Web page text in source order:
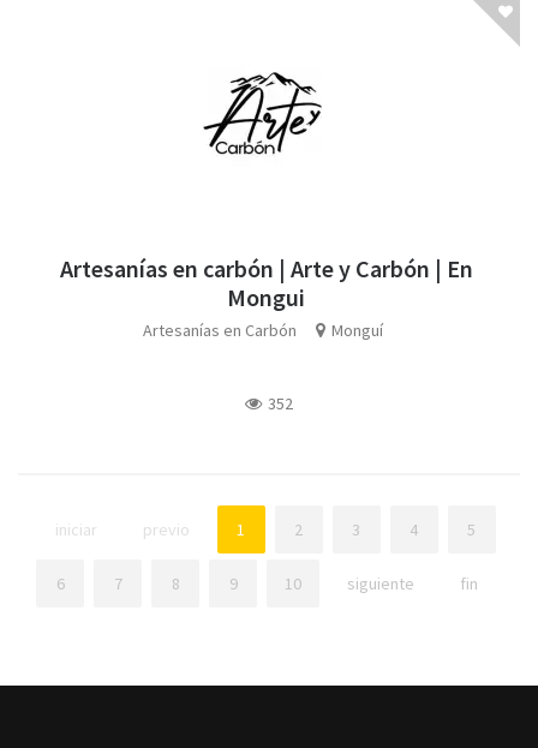
Artesanías en carbón | Arte y Carbón | En
Mongui
Artesanías en Carbón Monguí
352
iniciar previo 1 2 3 4 5
6 7 8 9 10 siguiente fin